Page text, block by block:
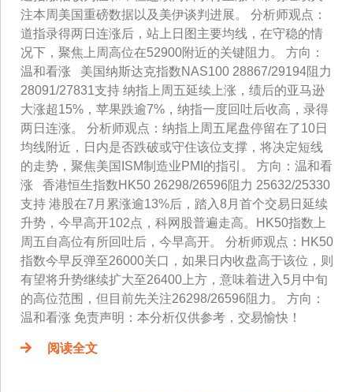
注本周美国重磅数据以及美伊谈判进展。 分析师观点：
道指录得两日连涨后，站上日图主要均线，在守稳的情
况下，聚焦上周高位在52900附近的关键阻力。 方向：
温和看涨 美国纳斯达克指数NAS100 28867/29194阻力
28091/27831支持 纳指上周五延续上涨，绩后的亚马逊
大涨超15%，苹果跌逾7%，纳指一度回吐后收高，录得
两日连涨。 分析师观点：纳指上周五尾盘停留在了10日
均线附近，日内是否跌破或守住该位支撑，将决定短线
的走势，聚焦美国ISM制造业PMI的指引。 方向：温和看
涨 香港恒生指数HK50 26298/26596阻力 25632/25330
支持 港股在7月累涨逾13%后，踏入8月首个交易日延续
升势，今早高开102点，科网股普遍走高。HK50指数上
周五自高位有所回吐后，今早高开。 分析师观点：HK50
指数今早反弹至26000关口，如果日内收盘高于该位，则
有望将升势继续扩大至26400上方，意味着进入5月中旬
的高位范围，但目前先关注26298/26596阻力。 方向：
温和看涨 免责声明：本分析仅供参考，交易愉快！
阅读全文